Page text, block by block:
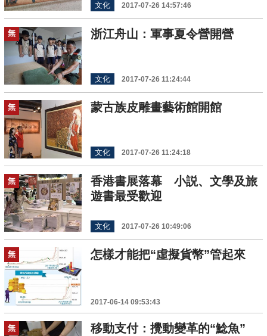
文化 2017-07-26 14:57:46
無 浙江舟山：軍事夏令營開營
文化 2017-07-26 11:24:44
無 蒙古族皮雕畫藝術館開館
文化 2017-07-26 11:24:18
無
香港書展落幕 小説、文學及旅
遊書最受歡迎
文化 2017-07-26 10:49:06
無 怎樣才能把“虛擬貨幣”管起來
2017-06-14 09:53:43
無 移動支付：攪動變革的“鯰魚”